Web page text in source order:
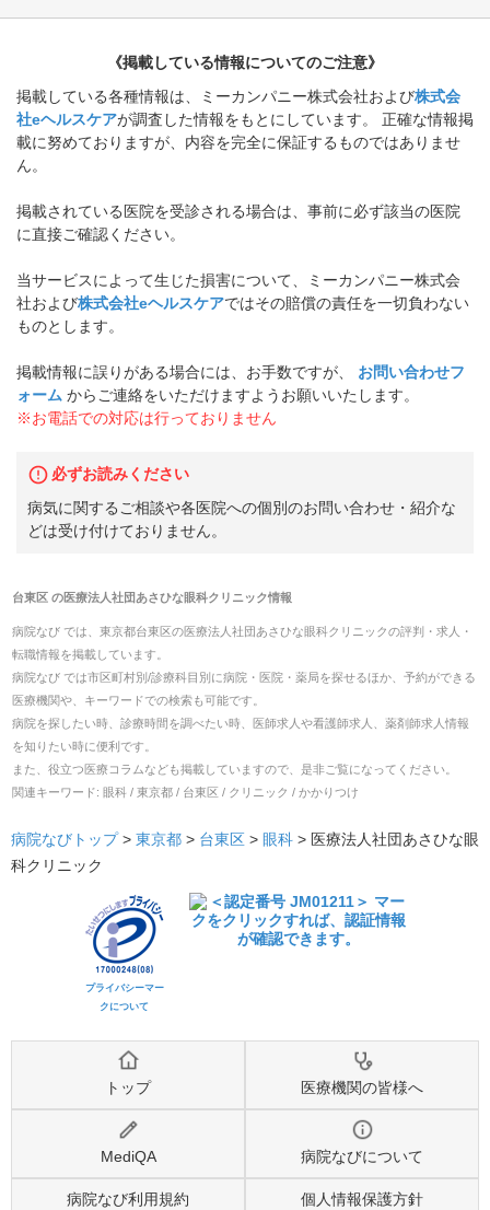
《掲載している情報についてのご注意》
掲載している各種情報は、ミーカンパニー株式会社および株式会
社eヘルスケアが調査した情報をもとにしています。 正確な情報掲
載に努めておりますが、内容を完全に保証するものではありませ
ん。
掲載されている医院を受診される場合は、事前に必ず該当の医院
に直接ご確認ください。
当サービスによって生じた損害について、ミーカンパニー株式会
社および株式会社eヘルスケアではその賠償の責任を一切負わない
ものとします。
掲載情報に誤りがある場合には、お手数ですが、
お問い合わせフ
ォーム からご連絡をいただけますようお願いいたします。
※お電話での対応は行っておりません
必ずお読みください
病気に関するご相談や各医院への個別のお問い合わせ・紹介な
どは受け付けておりません。
台東区の医療法人社団あさひな眼科クリニック情報
病院なび では、 東京都台東区の医療法人社団あさひな眼科クリニックの評判・求人・
転職情報を掲載しています。
病院なび では市区町村別/診療科目別に病院・医院・薬局を探せるほか、予約ができる
医療機関や、キーワードでの検索も可能です。
病院を探したい時、診療時間を調べたい時、医師求人や看護師求人、薬剤師求人情報
を知りたい時に便利です。
また、役立つ医療コラムなども掲載していますので、是非ご覧になってください。
関連キーワード: 眼科 / 東京都 / 台東区 / クリニック / かかりつけ
病院なびトップ > 東京都 > 台東区 > 眼科 > 医療法人社団あさひな眼
科クリニック
プライバシーマー
クについて
トップ 医療機関の皆様へ
MediQA 病院なびについて
病院なび利用規約 個人情報保護方針